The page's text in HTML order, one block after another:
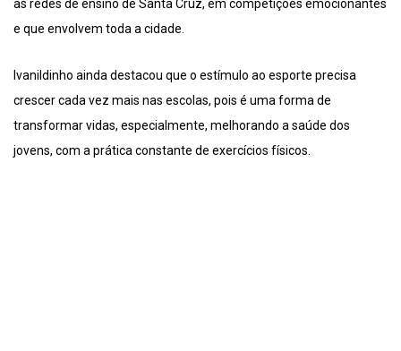
as redes de ensino de Santa Cruz, em competições emocionantes
e que envolvem toda a cidade.
Ivanildinho ainda destacou que o estímulo ao esporte precisa
crescer cada vez mais nas escolas, pois é uma forma de
transformar vidas, especialmente, melhorando a saúde dos
jovens, com a prática constante de exercícios físicos.